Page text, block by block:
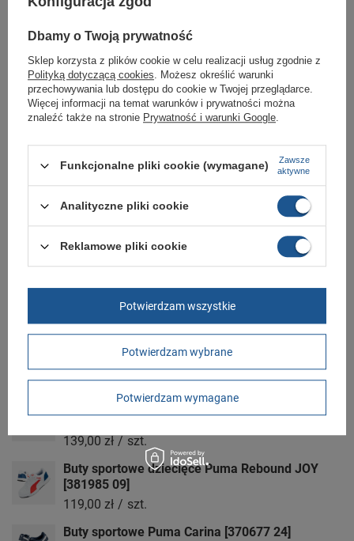
Materiał zewnętrzny skóra ekologiczna
Zapięcie rzepy
Kolor czarny
Czas na reklamację z tytułu rękojmi
rękojmia wyłączona dla przedsiębiorców
Adres do reklamacji
Butomania.pl
Kościuszki 27b
Polska
Zobacz również
wsuwane białe
99,00 zł / szt.
Puma Ultra 5 Play FG/AG buty piłkarskie korki
piłka nożna lanki dziecięce
139,00 zł / szt.
Buty sportowe dziecięce Puma Rebound JOY
[381985 09]
119,00 zł / szt.
Buty sportowe Puma Carina [370677 24]
Dbamy o Twoją prywatność
Sklep korzysta z plików cookie w celu realizacji usług zgodnie z
Polityką dotyczącą cookies. Możesz określić warunki
przechowywania lub dostępu do cookie w Twojej przeglądarce.
Więcej informacji na temat warunków i prywatności można
znaleźć także na stronie Prywatność i warunki Google.
Funkcjonalne pliki cookie (wymagane)
Zawsze
aktywne
Analityczne pliki cookie
Reklamowe pliki cookie
Potwierdzam wybrane
Potwierdzam wymagane
Potwierdzam wszystkie